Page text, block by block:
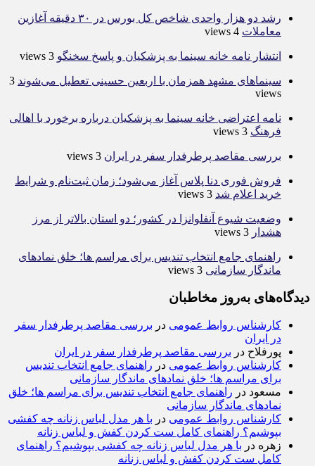
رشد دو هزار واحدی شاخص کل بورس در ۳۰ دقیقه آغازین
معاملات 4 views
انتشار نامه خانه سینما به پزشکیان و پاسخ سخنگو 3 views
سینماهای مشهد همزمان با اربعین حسینی تعطیل می‌شوند 3
views
نامه اعتراضی خانه سینما به پزشکیان درباره برخورد با اهالی
فرهنگ 3 views
بررسی مقاصد پرطرفدار سفر در ایران 3 views
فروش فوری دنا پلاس آغاز می‌شود؛ زمان ثبت‌نام و شرایط
خرید اعلام شد 3 views
وضعیت شیوع آنفلوانزا در کشور؛ دو استان بالاتر از مرز
هشدار 3 views
راهنمای جامع انتخاب تندیس برای مراسم ها؛ خلق نمادهای
ماندگار سازمانی 3 views
دیدگاه‌های به‌روز مخاطبان
کارشناس روابط عمومی در بررسی مقاصد پرطرفدار سفر
در ایران
پورفلاح در بررسی مقاصد پرطرفدار سفر در ایران
کارشناس روابط عمومی در راهنمای جامع انتخاب تندیس
برای مراسم ها؛ خلق نمادهای ماندگار سازمانی
مسعود در راهنمای جامع انتخاب تندیس برای مراسم ها؛ خلق
نمادهای ماندگار سازمانی
کارشناس روابط عمومی در با هر مدل لباس زنانه چه کفشی
بپوشیم؟ راهنمای کامل ست کردن کفش و لباس زنانه
زهره در با هر مدل لباس زنانه چه کفشی بپوشیم؟ راهنمای
کامل ست کردن کفش و لباس زنانه